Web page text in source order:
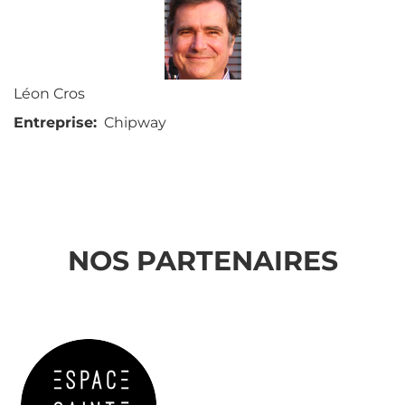
PRINCIPAUX
Léon Cros
Entreprise
Chipway
NOS PARTENAIRES